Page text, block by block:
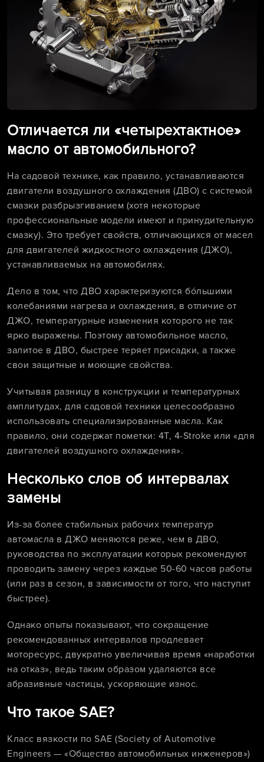
Отличается ли «четырехтактное»
масло от автомобильного?
На садовой технике, как правило, устанавливаются
двигатели воздушного охлаждения (ДВО) с системой
смазки разбрызгиванием (хотя некоторые
профессиональные модели имеют и принудительную
смазку). Это требует свойств, отличающихся от масел
для двигателей жидкостного охлаждения (ДЖО),
устанавливаемых на автомобилях.
Дело в том, что ДВО характеризуются бóльшими
колебаниями нагрева и охлаждения, в отличие от
ДЖО, температурные изменения которого не так
ярко выражены. Поэтому автомобильное масло,
залитое в ДВО, быстрее теряет присадки, а также
свои защитные и моющие свойства.
Учитывая разницу в конструкции и температурных
амплитудах, для садовой техники целесообразно
использовать специализированные масла. Как
правило, они содержат пометки: 4Т, 4-Stroke или «для
двигателей воздушного охлаждения».
Несколько слов об интервалах
замены
Из-за более стабильных рабочих температур
автомасла в ДЖО меняются реже, чем в ДВО,
руководства по эксплуатации которых рекомендуют
проводить замену через каждые 50-60 часов работы
(или раз в сезон, в зависимости от того, что наступит
быстрее).
Однако опыты показывают, что сокращение
рекомендованных интервалов продлевает
моторесурс, двукратно увеличивая время «наработки
на отказ», ведь таким образом удаляются все
абразивные частицы, ускоряющие износ.
Что такое SAE?
Класс вязкости по SAE (Society of Automotive
Engineers — «Общество автомобильных инженеров»)